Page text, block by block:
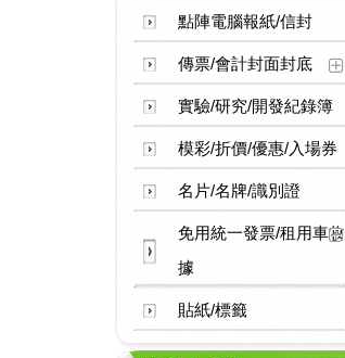
點陣電腦報紙/信封
傳票/會計封面封底
實驗/研究/開發紀錄簿
模彩/折價/優惠/入場券
名片/名牌/識別證
免用統一發票/租用車收
據
貼紙/標籤